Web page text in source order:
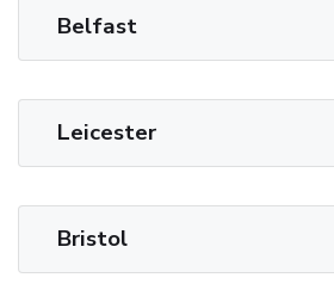
Belfast
Leicester
Bristol